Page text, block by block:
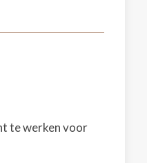
te werken voor